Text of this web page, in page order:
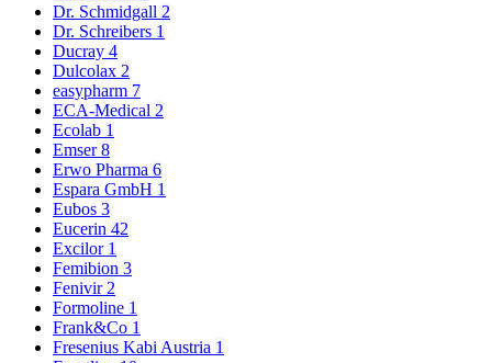
Dr. Schmidgall 2
Dr. Schreibers 1
Ducray 4
Dulcolax 2
easypharm 7
ECA-Medical 2
Ecolab 1
Emser8
Erwo Pharma 6
Espara GmbH 1
Eubos 3
Eucerin 42
Excilor 1
Femibion 3
Fenivir 2
Formoline 1
Frank&Co 1
Fresenius Kabi Austria 1